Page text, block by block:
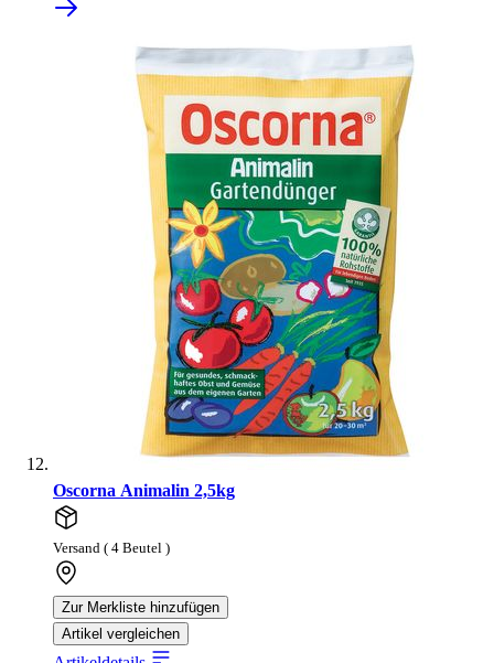
Oscorna Animalin 2,5kg
Versand ( 4 Beutel )
Zur Merkliste hinzufügen
Artikel vergleichen